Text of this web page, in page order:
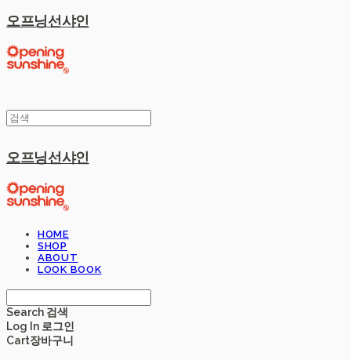
오프닝선샤인
오프닝선샤인
HOME
SHOP
ABOUT
LOOK BOOK
Search 검색
Log In 로그인
Cart장바구니